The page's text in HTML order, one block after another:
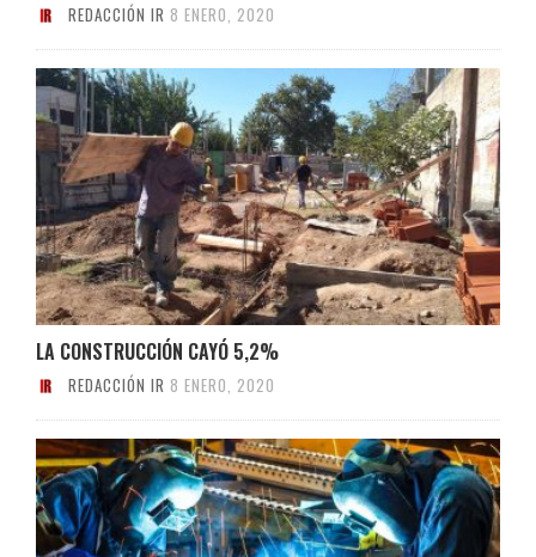
REDACCIÓN IR 8 ENERO, 2020
LA CONSTRUCCIÓN CAYÓ 5,2%
REDACCIÓN IR 8 ENERO, 2020